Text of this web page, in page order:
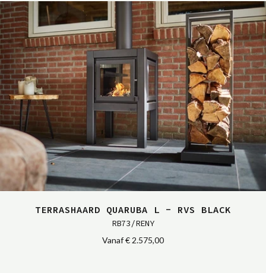
TERRASHAARD QUARUBA L - RVS BLACK
RB73/RENY
Vanaf€ 2.575,00